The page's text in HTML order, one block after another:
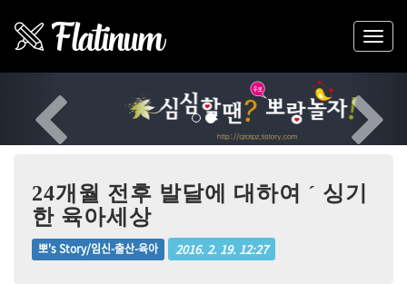
24개월 전후 발달에 대하여 ´ 싱기
한 육아세상
뽀's Story/임신-출산-육아 2016. 2. 19. 12:27